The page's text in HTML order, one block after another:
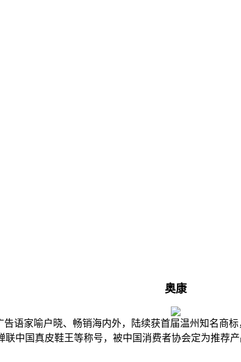
奥康
语家喻户晓、畅销海内外，陆续获首届温州知名商
中国真皮鞋王等称号，被中国消费者协会定为推荐